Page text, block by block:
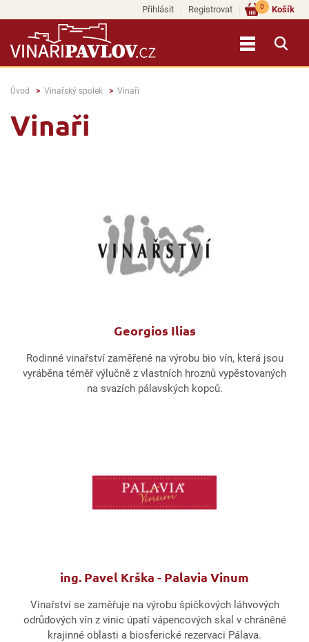
Přihlásit Registrovat Košík
0
Úvod Vinařský spolek Vinaři
Vinaři
Georgios Ilias
Rodinné vinařství zaměřené na výrobu bio vín, která jsou
vyráběna téměř výlučně z vlastních hroznů vypěstovaných
na svazích pálavských kopců.
ing. Pavel Krška - Palavia Vinum
Vinařství se zaměřuje na výrobu špičkových láhvových
odrůdových vín z vinic úpatí vápencových skal v chráněné
krajinné oblasti a biosferické rezervaci Pálava.